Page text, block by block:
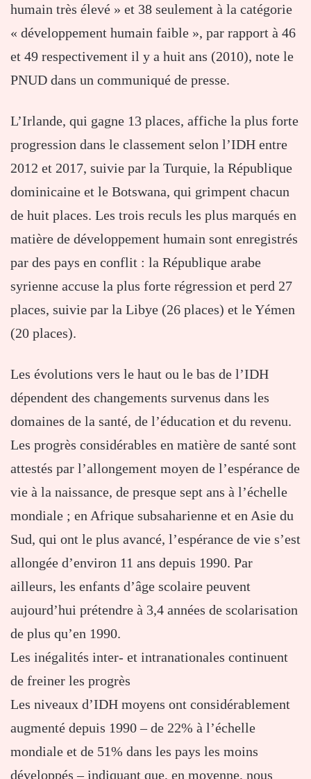
humain très élevé » et 38 seulement à la catégorie
« développement humain faible », par rapport à 46
et 49 respectivement il y a huit ans (2010), note le
PNUD dans un communiqué de presse.
L’Irlande, qui gagne 13 places, affiche la plus forte
progression dans le classement selon l’IDH entre
2012 et 2017, suivie par la Turquie, la République
dominicaine et le Botswana, qui grimpent chacun
de huit places. Les trois reculs les plus marqués en
matière de développement humain sont enregistrés
par des pays en conflit : la République arabe
syrienne accuse la plus forte régression et perd 27
places, suivie par la Libye (26 places) et le Yémen
(20 places).
Les évolutions vers le haut ou le bas de l’IDH
dépendent des changements survenus dans les
domaines de la santé, de l’éducation et du revenu.
Les progrès considérables en matière de santé sont
attestés par l’allongement moyen de l’espérance de
vie à la naissance, de presque sept ans à l’échelle
mondiale ; en Afrique subsaharienne et en Asie du
Sud, qui ont le plus avancé, l’espérance de vie s’est
allongée d’environ 11 ans depuis 1990. Par
ailleurs, les enfants d’âge scolaire peuvent
aujourd’hui prétendre à 3,4 années de scolarisation
de plus qu’en 1990.
Les inégalités inter- et intranationales continuent
de freiner les progrès
Les niveaux d’IDH moyens ont considérablement
augmenté depuis 1990 – de 22% à l’échelle
mondiale et de 51% dans les pays les moins
développés – indiquant que, en moyenne, nous